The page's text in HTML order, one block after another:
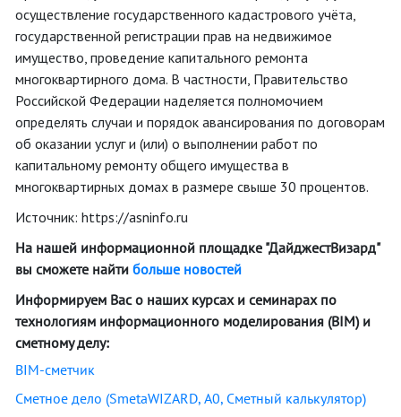
осуществление государственного кадастрового учёта,
государственной регистрации прав на недвижимое
имущество, проведение капитального ремонта
многоквартирного дома. В частности, Правительство
Российской Федерации наделяется полномочием
определять случаи и порядок авансирования по договорам
об оказании услуг и (или) о выполнении работ по
капитальному ремонту общего имущества в
многоквартирных домах в размере свыше 30 процентов.
Источник: https://asninfo.ru
На нашей информационной площадке "ДайджестВизард"
вы сможете найти больше новостей
Информируем Вас о наших курсах и семинарах по
технологиям информационного моделирования (BIM) и
сметному делу:
BIM-сметчик
Сметное дело (SmetaWIZARD, А0, Сметный калькулятор)